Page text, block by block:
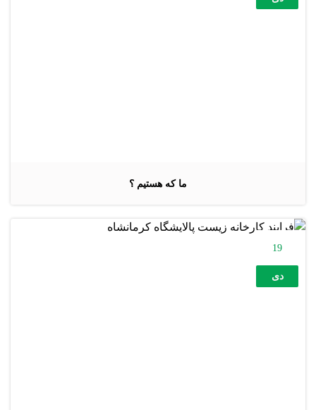
ما که هستیم ؟
19
دی